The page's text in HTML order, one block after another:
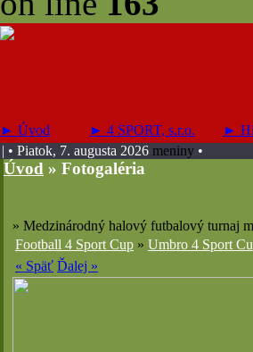
► Úvod ► 4 SPORT, s.r.o. ►
| • Piatok, 7. augusta 2026 meniny •
Úvod » Fotogaléria
» Medzinárodný halový futbalový turnaj
Football 4 Sport Cup » Umbro 4 Sport
« Späť Ďalej »